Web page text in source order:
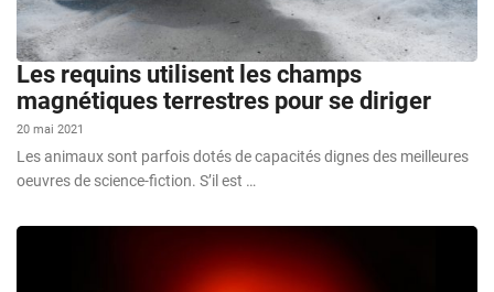
Les requins utilisent les champs
magnétiques terrestres pour se diriger
20 mai 2021
Les animaux sont parfois dotés de capacités dignes des meilleures
oeuvres de science-fiction. S’il est …